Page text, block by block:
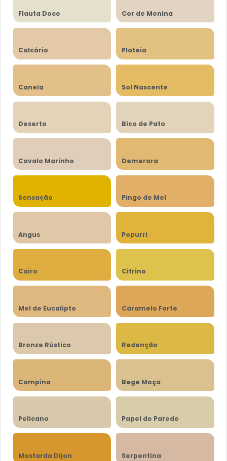
Flauta Doce Cor de Menina
Calcário Plateia
Canela Sol Nascente
Deserto Bico de Pato
Cavalo Marinho Demerara
Sensação Pingo de Mel
Angus Popurri
Cairo Citrino
Mel de Eucalipto Caramelo Forte
Bronze Rústico Redenção
Campina Bege Moça
Pelicano Papel de Parede
Mostarda Dijon Serpentina